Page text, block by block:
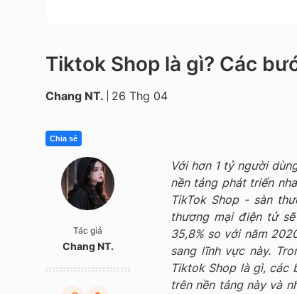
Tiktok Shop là gì? Các
Chang NT. 26 Thg 04
Chia sẻ
Tác giả
Chang NT.
Với hơn 1 tỷ người
nền tảng phát triển
TikTok Shop - sàn
thương mại điện tử
35,8% so với năm
sang lĩnh vực này.
Tiktok Shop là gì, các
trên nền tảng này và